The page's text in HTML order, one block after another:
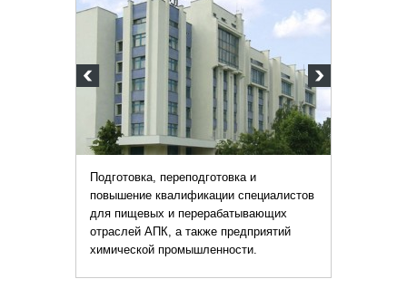
Подготовка, переподготовка и
повышение квалификации специалистов
для пищевых и перерабатывающих
отраслей АПК, а также предприятий
химической промышленности.